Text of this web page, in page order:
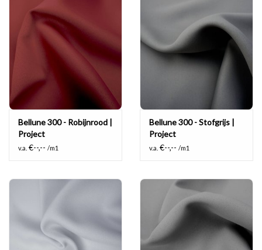
Bellune 300 - Robijnrood |
Project
v.a. €--,-- /m1
Bellune 300 - Stofgrijs |
Project
v.a. €--,-- /m1